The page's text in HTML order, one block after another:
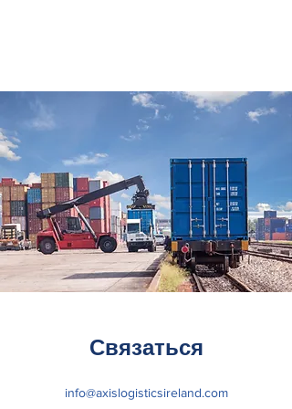
Связаться
info@axislogisticsireland.com